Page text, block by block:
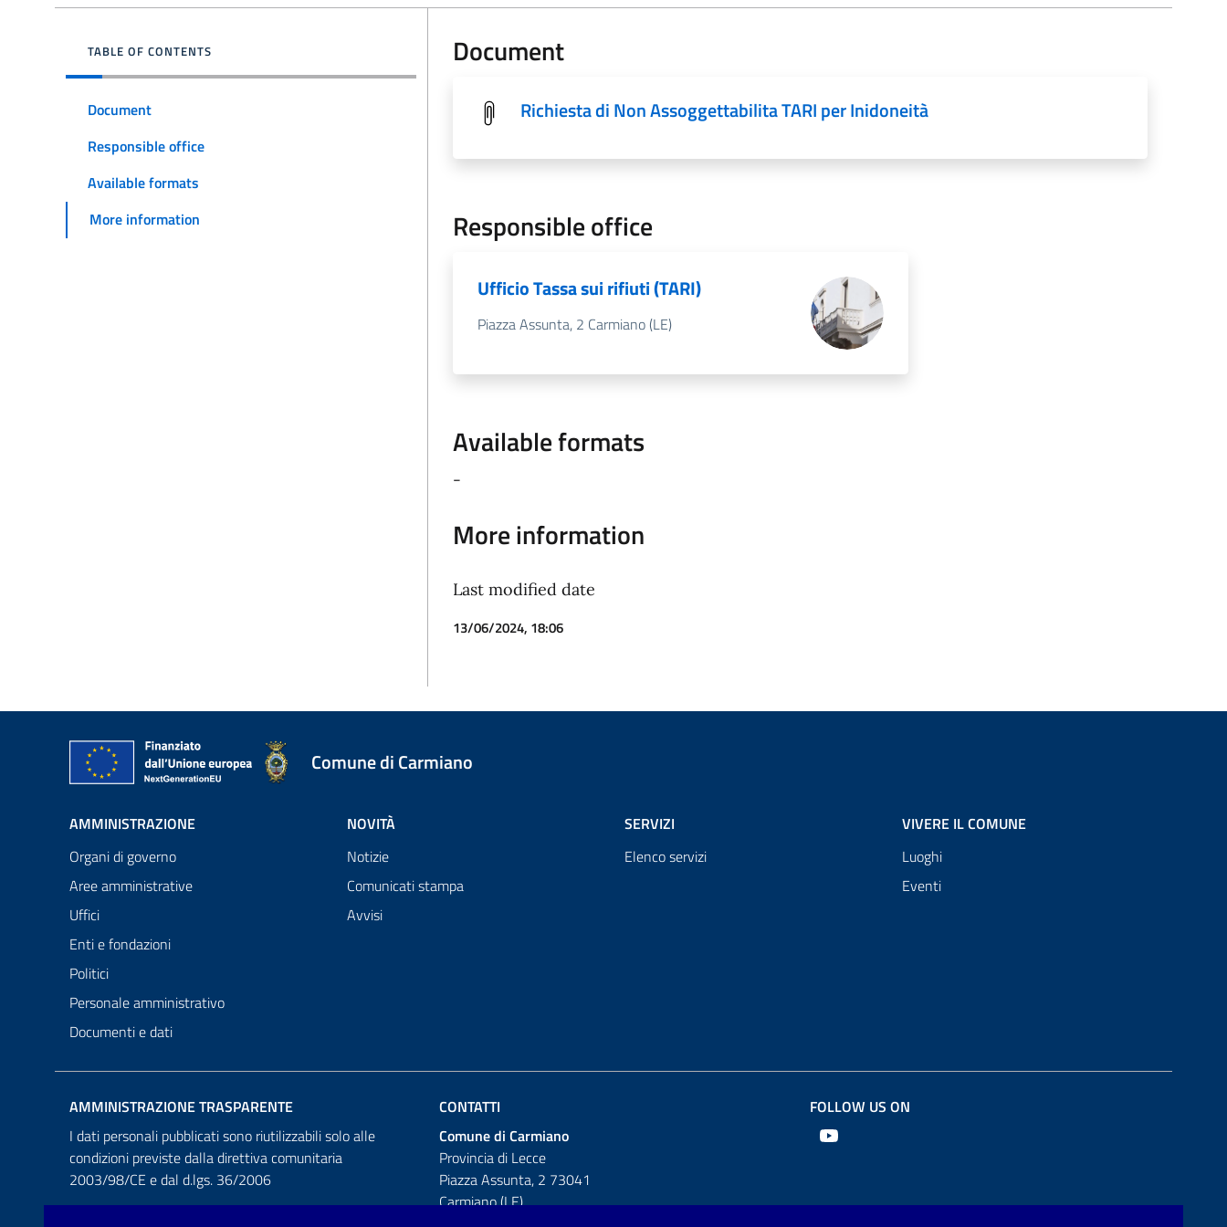
TABLE OF CONTENTS
Document
Responsible office
Available formats
More information
Document
Richiesta di Non Assoggettabilita TARI per Inidoneità
Responsible office
Ufficio Tassa sui rifiuti (TARI)
Piazza Assunta, 2 Carmiano (LE)
Available formats
-
More information
Last modified date
13/06/2024, 18:06
Comune di Carmiano
AMMINISTRAZIONE
Organi di governo
Aree amministrative
Uffici
Enti e fondazioni
Politici
Personale amministrativo
Documenti e dati
NOVITÀ
Notizie
Comunicati stampa
Avvisi
SERVIZI
Elenco servizi
VIVERE IL COMUNE
Luoghi
Eventi
AMMINISTRAZIONE TRASPARENTE
I dati personali pubblicati sono riutilizzabili solo alle
condizioni previste dalla direttiva comunitaria
2003/98/CE e dal d.lgs. 36/2006
CONTATTI
Comune di Carmiano
Provincia di Lecce
Piazza Assunta, 2 73041
Carmiano (LE)
FOLLOW US ON